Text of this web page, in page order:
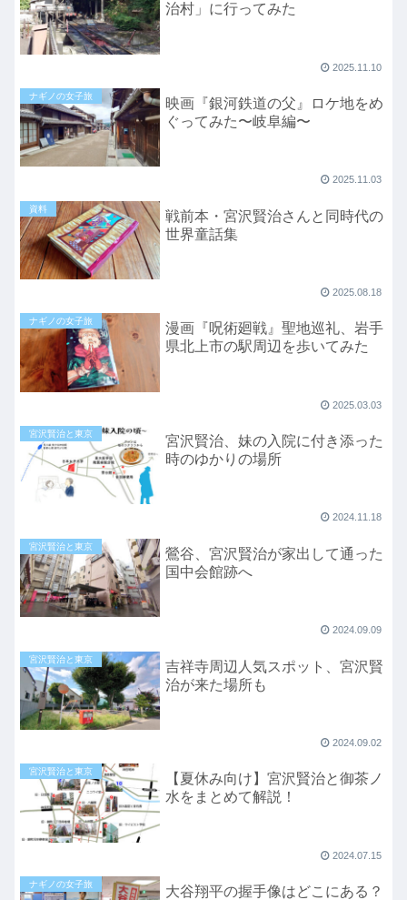
治村」に行ってみた
2025.11.10
ナギノの女子旅
映画『銀河鉄道の父』ロケ地をめ
ぐってみた〜岐阜編〜
2025.11.03
資料
戦前本・宮沢賢治さんと同時代の
世界童話集
2025.08.18
ナギノの女子旅
漫画『呪術廻戦』聖地巡礼、岩手
県北上市の駅周辺を歩いてみた
2025.03.03
宮沢賢治と東京
宮沢賢治、妹の入院に付き添った
時のゆかりの場所
2024.11.18
宮沢賢治と東京
鶯谷、宮沢賢治が家出して通った
国中会館跡へ
2024.09.09
宮沢賢治と東京
吉祥寺周辺人気スポット、宮沢賢
治が来た場所も
2024.09.02
宮沢賢治と東京
【夏休み向け】宮沢賢治と御茶ノ
水をまとめて解説！
2024.07.15
ナギノの女子旅
大谷翔平の握手像はどこにある？